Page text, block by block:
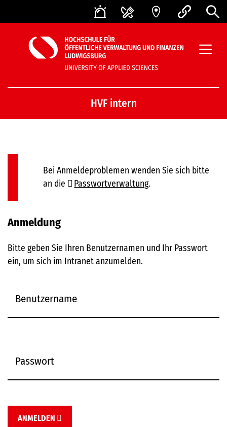
HVF intern
Bei Anmeldeproblemen wenden Sie sich bitte
an die
Passwortverwaltung.
Anmeldung
Bitte geben Sie Ihren Benutzernamen und Ihr Passwort
ein, um sich im Intranet anzumelden.
ANMELDEN